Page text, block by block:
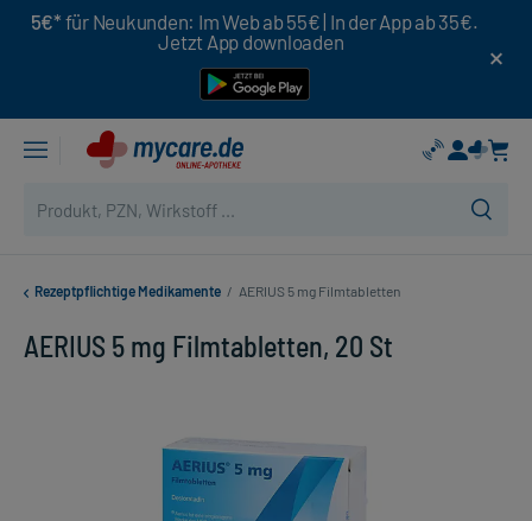
5€* für Neukunden: Im Web ab 55€ | In der App ab 35€.
Jetzt App downloaden
Rezeptpflichtige Medikamente / AERIUS 5 mg Filmtabletten
AERIUS 5 mg Filmtabletten, 20 St